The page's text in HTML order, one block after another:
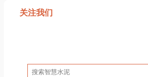
关注我们
搜